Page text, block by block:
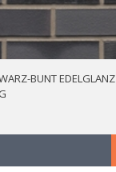
BUNT EDELGLANZ